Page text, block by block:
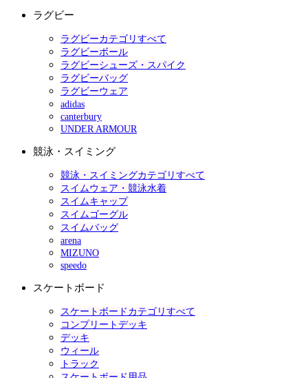
ラグビー
ラグビーカテゴリすべて
ラグビーボール
ラグビーシューズ・スパイク
ラグビーバッグ
ラグビーウェア
adidas
canterbury
UNDER ARMOUR
競泳・スイミング
競泳・スイミングカテゴリすべて
スイムウェア・競泳水着
スイムキャップ
スイムゴーグル
スイムバッグ
arena
MIZUNO
speedo
スケートボード
スケートボードカテゴリすべて
コンプリートデッキ
デッキ
ウィール
トラック